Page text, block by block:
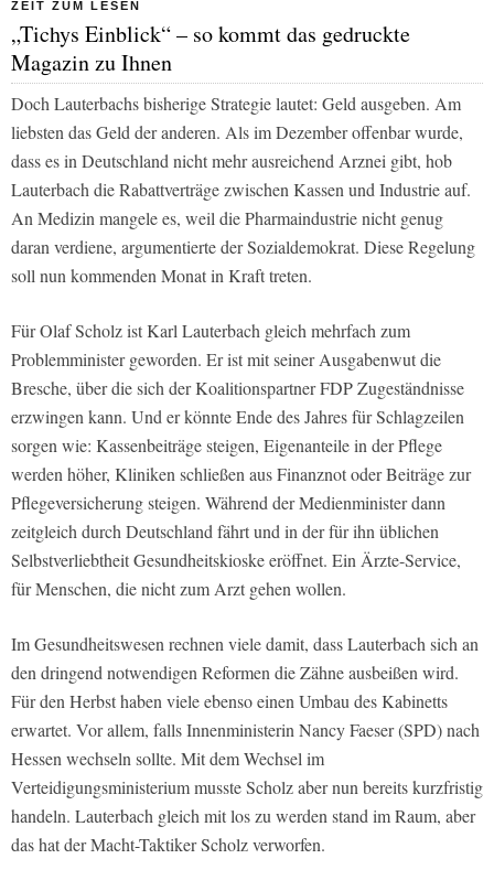
ZEIT ZUM LESEN
„Tichys Einblick“ – so kommt das gedruckte
Magazin zu Ihnen
Doch Lauterbachs bisherige Strategie lautet: Geld ausgeben. Am
liebsten das Geld der anderen. Als im Dezember offenbar wurde,
dass es in Deutschland nicht mehr ausreichend Arznei gibt, hob
Lauterbach die Rabattverträge zwischen Kassen und Industrie auf.
An Medizin mangele es, weil die Pharmaindustrie nicht genug
daran verdiene, argumentierte der Sozialdemokrat. Diese Regelung
soll nun kommenden Monat in Kraft treten.
Für Olaf Scholz ist Karl Lauterbach gleich mehrfach zum
Problemminister geworden. Er ist mit seiner Ausgabenwut die
Bresche, über die sich der Koalitionspartner FDP Zugeständnisse
erzwingen kann. Und er könnte Ende des Jahres für Schlagzeilen
sorgen wie: Kassenbeiträge steigen, Eigenanteile in der Pflege
werden höher, Kliniken schließen aus Finanznot oder Beiträge zur
Pflegeversicherung steigen. Während der Medienminister dann
zeitgleich durch Deutschland fährt und in der für ihn üblichen
Selbstverliebtheit Gesundheitskioske eröffnet. Ein Ärzte-Service,
für Menschen, die nicht zum Arzt gehen wollen.
Im Gesundheitswesen rechnen viele damit, dass Lauterbach sich an
den dringend notwendigen Reformen die Zähne ausbeißen wird.
Für den Herbst haben viele ebenso einen Umbau des Kabinetts
erwartet. Vor allem, falls Innenministerin Nancy Faeser (SPD) nach
Hessen wechseln sollte. Mit dem Wechsel im
Verteidigungsministerium musste Scholz aber nun bereits kurzfristig
handeln. Lauterbach gleich mit los zu werden stand im Raum, aber
das hat der Macht-Taktiker Scholz verworfen.